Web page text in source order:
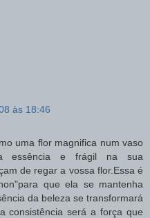
às 18:46
uma flor magnifica num vaso
essência e frágil na sua
de regar a vossa flor.Essa é
que ela se mantenha
da beleza se transformará
consistência será a força que